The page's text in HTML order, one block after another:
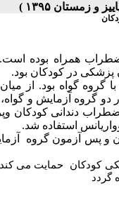
اضطراب همراه بوده
در کودکان بود.
گواه بود. از میان
شدند و در دو گروه
شده اضطراب دندانی
استفاده شد.
و پس آزمون گروه
کودکان حمایت می کند.
گردد